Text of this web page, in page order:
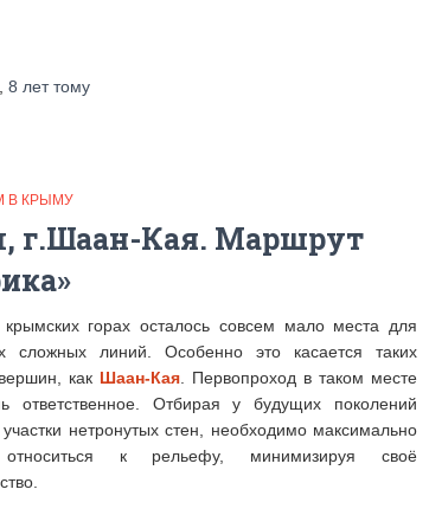
8 леттому
В КРЫМУ
г.Шаан-Кая. Маршрут
горах осталось совсем мало места для
сложных линий. Особенно это касается таких
как Шаан-Кая . Первопроход в таком месте
ответственное. Отбирая у будущих поколений
нетронутых стен, необходимо максимально
к рельефу, минимизируя своё